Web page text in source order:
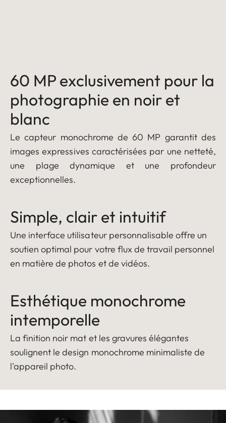
60 MP exclusivement pour la
photographie en noir et
blanc
Le capteur monochrome de 60 MP garantit des
images expressives caractérisées par une netteté,
une plage dynamique et une profondeur
exceptionnelles.
Simple, clair et intuitif
Une interface utilisateur personnalisable offre un
soutien optimal pour votre flux de travail personnel
en matière de photos et de vidéos.
Esthétique monochrome
intemporelle
La finition noir mat et les gravures élégantes
soulignent le design monochrome minimaliste de
l'appareil photo.